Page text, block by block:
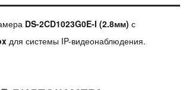
DS-2CD1023G0E-I (2.8мм) с
для системы IP-видеонаблюдения.